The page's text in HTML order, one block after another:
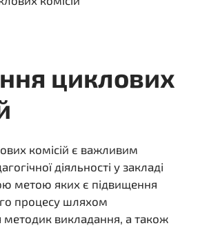
циклових
комісій є важливим
діяльності у закладі
метою яких є підвищення
процесу шляхом
методик викладання, а також